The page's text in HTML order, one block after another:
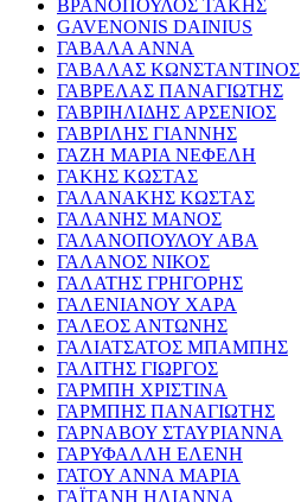
ΒΡΑΝΟΠΟΥΛΟΣ ΤΑΚΗΣ
GAVENONIS DAINIUS
ΓΑΒΑΛΑ ΑΝΝΑ
ΓΑΒΑΛΑΣ ΚΩΝΣΤΑΝΤΙΝΟΣ
ΓΑΒΡΕΛΑΣ ΠΑΝΑΓΙΩΤΗΣ
ΓΑΒΡΙΗΛΙΔΗΣ ΑΡΣΕΝΙΟΣ
ΓΑΒΡΙΛΗΣ ΓΙΑΝΝΗΣ
ΓΑΖΗ ΜΑΡΙΑ ΝΕΦΕΛΗ
ΓΑΚΗΣ ΚΩΣΤΑΣ
ΓΑΛΑΝΑΚΗΣ ΚΩΣΤΑΣ
ΓΑΛΑΝΗΣ ΜΑΝΟΣ
ΓΑΛΑΝΟΠΟΥΛΟΥ ΑΒΑ
ΓΑΛΑΝΟΣ ΝΙΚΟΣ
ΓΑΛΑΤΗΣ ΓΡΗΓΟΡΗΣ
ΓΑΛΕΝΙΑΝΟΥ ΧΑΡΑ
ΓΑΛΕΟΣ ΑΝΤΩΝΗΣ
ΓΑΛΙΑΤΣΑΤΟΣ ΜΠΑΜΠΗΣ
ΓΑΛΙΤΗΣ ΓΙΩΡΓΟΣ
ΓΑΡΜΠΗ ΧΡΙΣΤΙΝΑ
ΓΑΡΜΠΗΣ ΠΑΝΑΓΙΩΤΗΣ
ΓΑΡΝΑΒΟΥ ΣΤΑΥΡΙΑΝΝΑ
ΓΑΡΥΦΑΛΛΗ ΕΛΕΝΗ
ΓΑΤΟΥ ΑΝΝΑ ΜΑΡΙΑ
ΓΑΪΤΑΝΗ ΗΛΙΑΝΝΑ